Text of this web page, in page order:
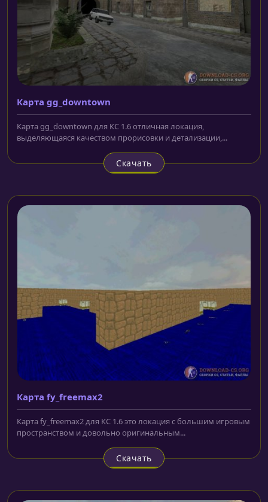
Карта gg_downtown
Карта gg_downtown для КС 1.6 отличная локация,
выделяющаяся качеством прорисовки и детализации,...
Скачать
Карта fy_freemax2
Карта fy_freemax2 для КС 1.6 это локация с большим игровым
пространством и довольно оригинальным...
Скачать